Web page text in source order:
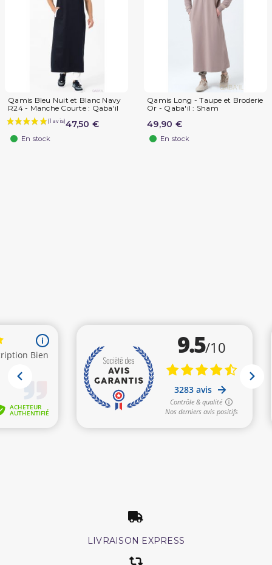
Qamis Bleu Nuit et Blanc Navy
R24 - Manche Courte : Qaba'il
47,50 €
En stock
Qamis Long - Taupe et Broderie
Or - Qaba'il : Sham
49,90 €
En stock
LIVRAISON EXPRESS